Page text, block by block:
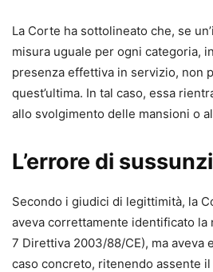
La Corte ha sottolineato che, se
misura uguale per ogni categoria,
presenza effettiva in servizio, non
quest’ultima. In tal caso, essa
allo svolgimento delle mansioni o
L’errore di
Secondo i giudici di legittimità, la
aveva correttamente identificato la
7 Direttiva 2003/88/CE), ma aveva
caso concreto, ritenendo assente